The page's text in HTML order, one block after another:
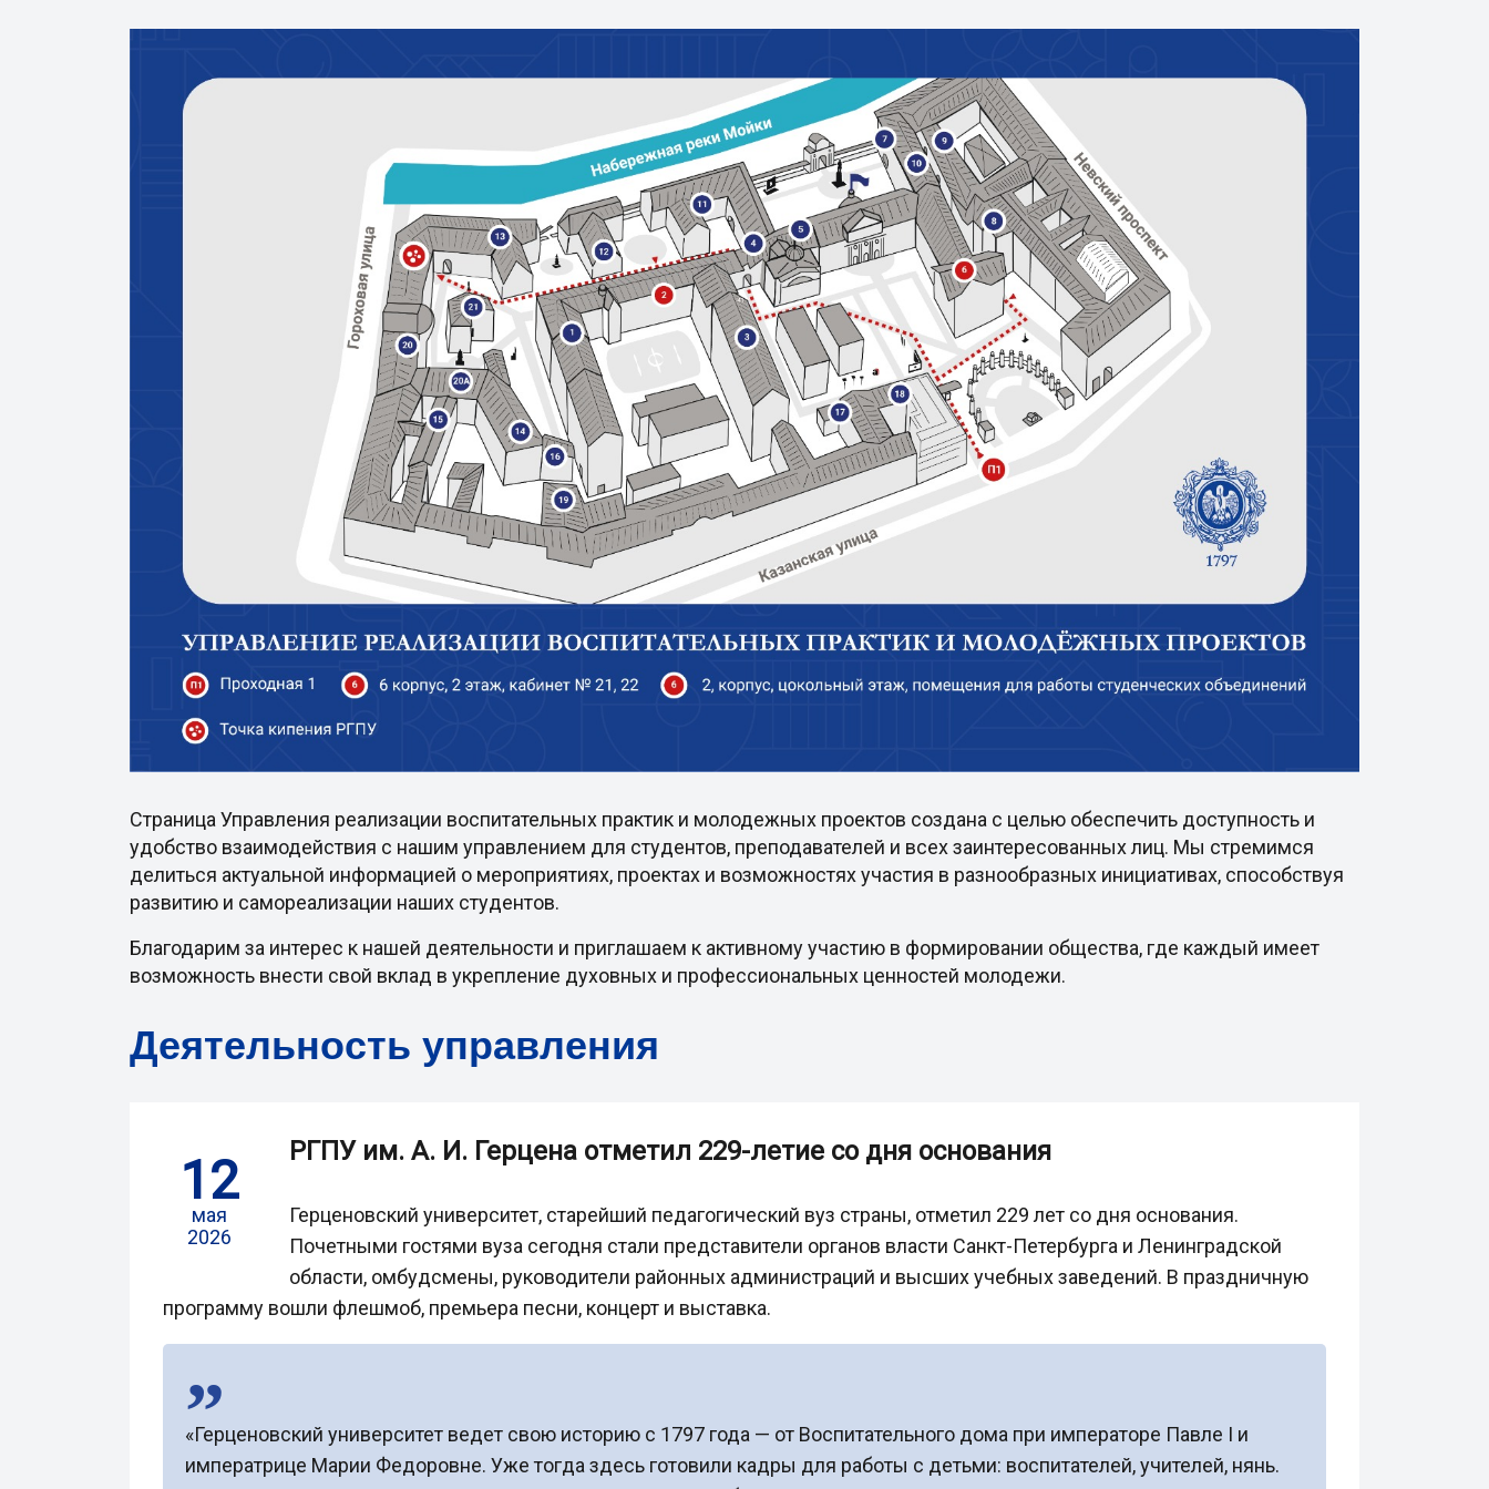
Страница Управления реализации воспитательных практик и молодежных проектов создана с целью обеспечить доступность и
удобство взаимодействия с нашим управлением для студентов, преподавателей и всех заинтересованных лиц. Мы стремимся
делиться актуальной информацией о мероприятиях, проектах и возможностях участия в разнообразных инициативах, способствуя
развитию и самореализации наших студентов.
Благодарим за интерес к нашей деятельности и приглашаем к активному участию в формировании общества, где каждый имеет
возможность внести свой вклад в укрепление духовных и профессиональных ценностей молодежи.
Деятельность управления
12
мая
2026
РГПУ им. А. И. Герцена отметил 229-летие со дня основания
Герценовский университет, старейший педагогический вуз страны, отметил 229 лет со дня основания.
Почетными гостями вуза сегодня стали представители органов власти Санкт-Петербурга и Ленинградской
области, омбудсмены, руководители районных администраций и высших учебных заведений. В праздничную
программу вошли флешмоб, премьера песни, концерт и выставка.
«Герценовский университет ведет свою историю с 1797 года — от Воспитательного дома при императоре Павле I и
императрице Марии Федоровне. Уже тогда здесь готовили кадры для работы с детьми: воспитателей, учителей, нянь.